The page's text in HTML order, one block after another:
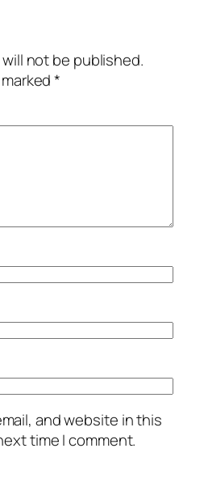
not be published.
*
and website in this
time I comment.